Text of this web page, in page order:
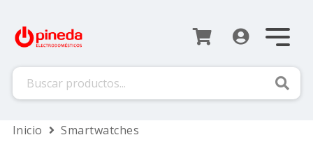
Inicio
 Smartwatches